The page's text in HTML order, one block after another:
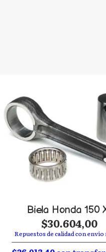
Biela Honda 150
$30.604,00
Repuestos de calidad con envío